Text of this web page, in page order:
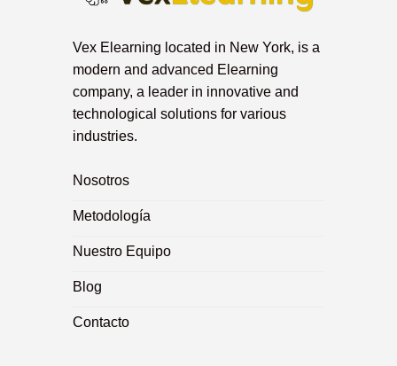
Vex Elearning located in New York, is a
modern and advanced Elearning
company, a leader in innovative and
technological solutions for various
industries.
Nosotros
Metodología
Nuestro Equipo
Blog
Contacto